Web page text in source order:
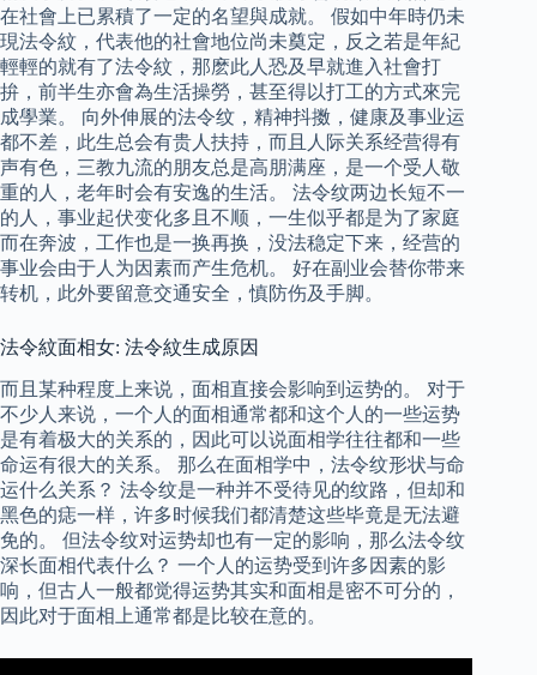
在社會上已累積了一定的名望與成就。 假如中年時仍未
現法令紋，代表他的社會地位尚未奠定，反之若是年紀
輕輕的就有了法令紋，那麽此人恐及早就進入社會打
拚，前半生亦會為生活操勞，甚至得以打工的方式來完
成學業。 向外伸展的法令纹，精神抖擞，健康及事业运
都不差，此生总会有贵人扶持，而且人际关系经营得有
声有色，三教九流的朋友总是高朋满座，是一个受人敬
重的人，老年时会有安逸的生活。 法令纹两边长短不一
的人，事业起伏变化多且不顺，一生似乎都是为了家庭
而在奔波，工作也是一换再换，没法稳定下来，经营的
事业会由于人为因素而产生危机。 好在副业会替你带来
转机，此外要留意交通安全，慎防伤及手脚。
法令紋面相女: 法令紋生成原因
而且某种程度上来说，面相直接会影响到运势的。 对于
不少人来说，一个人的面相通常都和这个人的一些运势
是有着极大的关系的，因此可以说面相学往往都和一些
命运有很大的关系。 那么在面相学中，法令纹形状与命
运什么关系？ 法令纹是一种并不受待见的纹路，但却和
黑色的痣一样，许多时候我们都清楚这些毕竟是无法避
免的。 但法令纹对运势却也有一定的影响，那么法令纹
深长面相代表什么？ 一个人的运势受到许多因素的影
响，但古人一般都觉得运势其实和面相是密不可分的，
因此对于面相上通常都是比较在意的。